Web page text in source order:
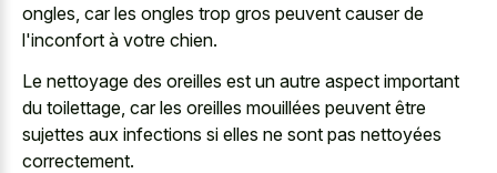
ongles, car les ongles trop gros peuvent causer de
l'inconfort à votre chien.
Le nettoyage des oreilles est un autre aspect important
du toilettage, car les oreilles mouillées peuvent être
sujettes aux infections si elles ne sont pas nettoyées
correctement.